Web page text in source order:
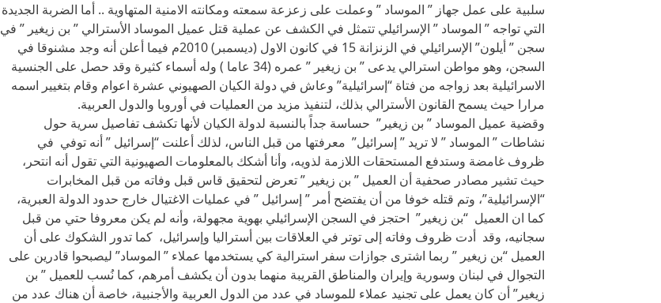
سلبية على عمل جهاز ” الموساد ” وعملت على زعزعة سمعته ومكانته الامنية المتهاوية .. أما الضربة الجديدة
التي تواجه ” الموساد ” الإسرائيلي تتمثل في الكشف عن عملية قتل عميل الموساد الأسترالي ” بن زيغير ” في
سجن ” أيلون” الإسرائيلي في الزنزانة 15 في كانون الاول (ديسمبر) 2010م فيما أعلن أنه وجد مشنوقا في
السجن، وهو مواطن استرالي يدعى ” بن زيغير ” عمره (34 عاما ) وله أسماء كثيرة وقد حصل على الجنسية
الاسرائيلية بعد زواجه من فتاة “إسرائيلية” وعاش في دولة الكيان الصهيوني عشرة اعوام وقام بتغيير اسمه
مرارا حيث يسمح القانون الأسترالي بذلك، لتنفيذ مزيد من العمليات في أوروبا والدول العربية.
وقضية عميل الموساد ” بن زيغير” حساسة جداً بالنسبة لدولة الكيان لأنها تكشف تفاصيل سرية حول
نشاطات ” الموساد ” لا تريد ” إسرائيل” معرفتها من قبل الناس، لذلك أعلنت “إسرائيل ” أنه توفي في
ظروف غامضة وستدفع المستحقات اللازمة لذويه، وأنا أشكك بالمعلومات الصهيونية التي تقول أنه انتحر،
حيث تشير مصادر صحفية أن العميل ” بن زيغير ” تعرض لتحقيق قاس قبل وفاته من قبل المخابرات
“الإسرائيلية”، وتم قتله خوفا من أن يفتضح أمر ” إسرائيل ” في عمليات الاغتيال خارج حدود الدولة العبرية،
كما ان العميل “بن زيغير” احتجز في السجن الإسرائيلي بهوية مجهولة، وأنه لم يكن معروفا حتي من قبل
سجانيه، وقد أدت ظروف وفاته إلى توتر في العلاقات بين أستراليا وإسرائيل، كما تدور الشكوك على أن
العميل “بن زيغير ” ربما اشترى جوازات سفر استرالية كي يستخدمها عملاء ” الموساد” ليصبحوا قادرين على
التجوال في لبنان وسورية وإيران والمناطق القريبة منهما بدون أن يكشف أمرهم، كما نُسب للعميل ” بن
زيغير” أن كان يعمل على تجنيد عملاء للموساد في عدد من الدول العربية والأجنبية، خاصة أن هناك عدد من